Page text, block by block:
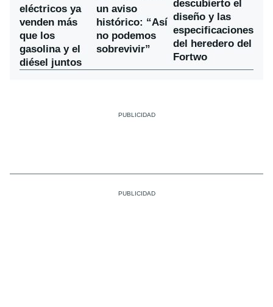
eléctricos ya
venden más
que los
gasolina y el
diésel juntos
un aviso
histórico: “Así
no podemos
sobrevivir”
descubierto el
diseño y las
especificaciones
del heredero del
Fortwo